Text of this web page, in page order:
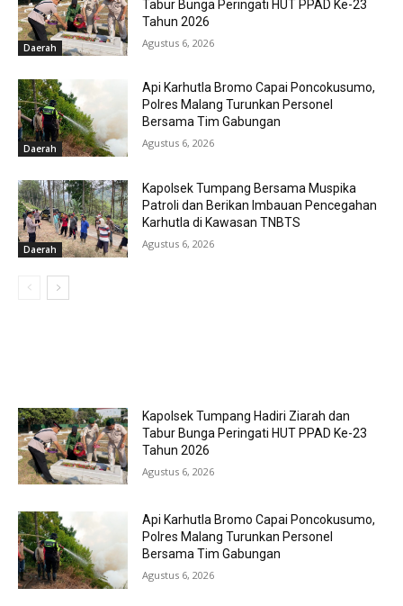
Daerah
Tabur Bunga Peringati HUT PPAD Ke-23
Tahun 2026
Agustus 6, 2026
Daerah
Api Karhutla Bromo Capai Poncokusumo,
Polres Malang Turunkan Personel
Bersama Tim Gabungan
Agustus 6, 2026
Daerah
Kapolsek Tumpang Bersama Muspika
Patroli dan Berikan Imbauan Pencegahan
Karhutla di Kawasan TNBTS
Agustus 6, 2026
Kapolsek Tumpang Hadiri Ziarah dan
Tabur Bunga Peringati HUT PPAD Ke-23
Tahun 2026
Agustus 6, 2026
Api Karhutla Bromo Capai Poncokusumo,
Polres Malang Turunkan Personel
Bersama Tim Gabungan
Agustus 6, 2026